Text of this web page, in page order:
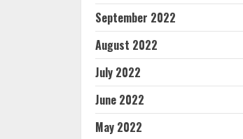
September 2022
August 2022
July 2022
June 2022
May 2022